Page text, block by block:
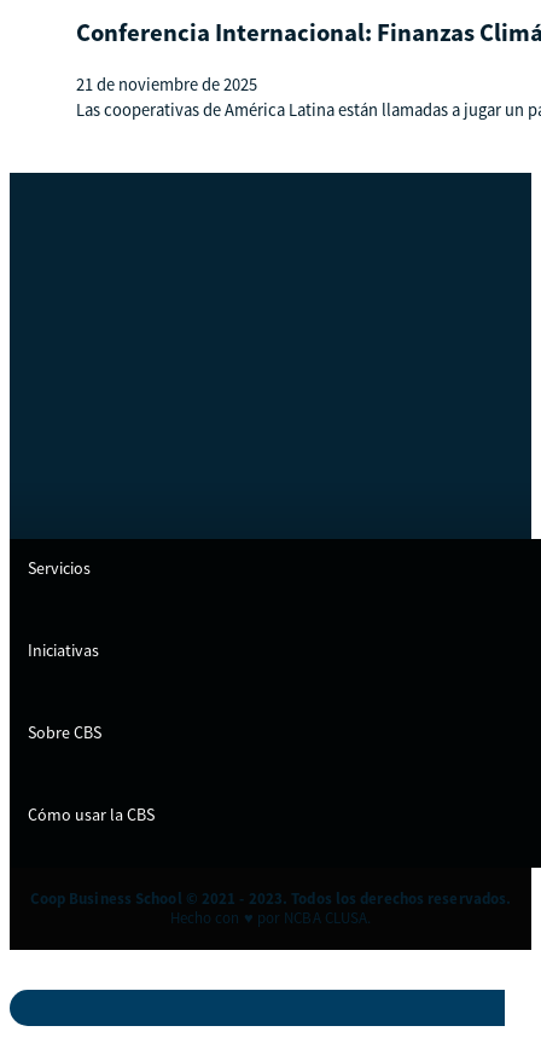
Conferencia Internacional: Finanzas
21 de noviembre de 2025
Las cooperativas de América Latina están llamadas a jugar
Servicios
Iniciativas
Sobre CBS
Cómo usar la CBS
Coop Business School © 2021 - 2023. Todos los derechos reservados.
Hecho con ♥ por NCBA CLUSA.